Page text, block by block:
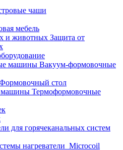
чаши
мебель
Защита от
Вакуум-формовочные
стол
Термоформовочные
для горячеканальных систем